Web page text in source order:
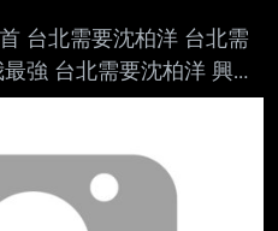
類似買賣婚姻 所以男方
談能力 雙方先視訊 另外
能接受女方可能比你高
科
台北需要沈柏洋 台北需
強 台北需要沈柏洋 興誠
柏洋 矢板苗苗說話狂 台
要沈柏洋 榮泰蓋牌食無
油讓你吃光光 台北需要沈